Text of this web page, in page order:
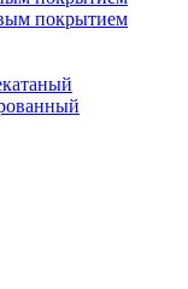
покрытием